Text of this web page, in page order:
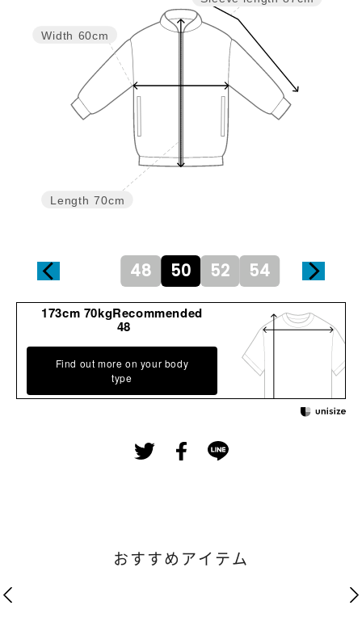
Length 70cm
Width 60cm
48 50 52 54
173cm 70kgRecommended
48
Find out more on your body
type
おすすめアイテム